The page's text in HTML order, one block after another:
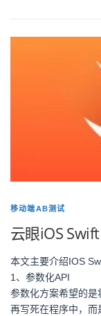
移动端AB测试
云眼iOS
本文主要介绍IOS
1、参数化API
参数化方案希望的
再写死在程序中，而